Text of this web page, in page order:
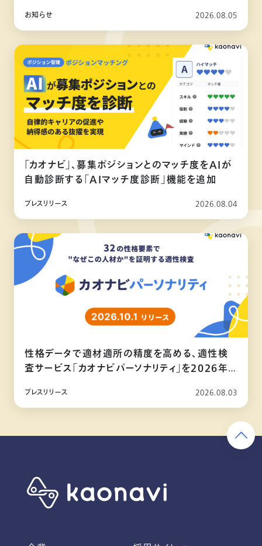
お知らせ 2026.08.05
「カオナビ」、募集ポジションとのマッチ度をAIが
自動診断する「AIマッチ度診断」機能を追加
プレスリリース 2026.08.04
性格データで適材適所の精度を高める、適性検
査サービス「カオナビパーソナリティ」を2026年
プレスリリース 2026.08.03